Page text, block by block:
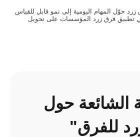
زرد حوّل المهام اليومية إلى نمو قابل للقياس
في تطبيق فرق زرد المؤسسات على تحويل
الشائعة حول
للفرق"